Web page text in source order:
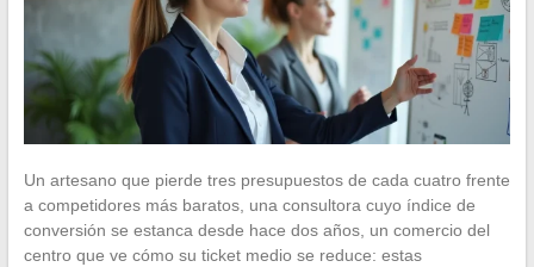
Un artesano que pierde tres presupuestos de cada cuatro frente
a competidores más baratos, una consultora cuyo índice de
conversión se estanca desde hace dos años, un comercio del
centro que ve cómo su ticket medio se reduce: estas